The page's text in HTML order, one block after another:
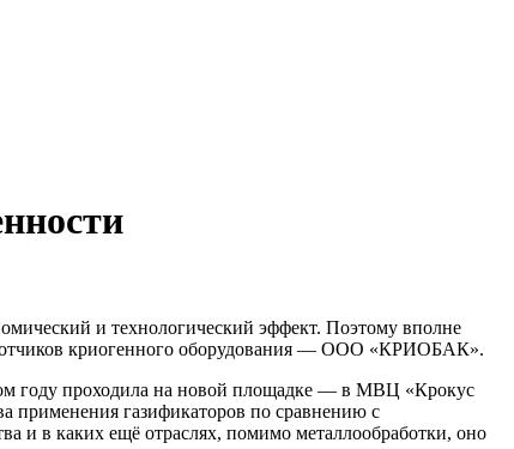
и технологический эффект. Поэтому вполне
криогенного оборудования — ООО «КРИОБАК».
году проходила на новой площадке — в МВЦ «Крокус
газификаторов по сравнению с
и в каких ещё отраслях, помимо металлообработки, оно